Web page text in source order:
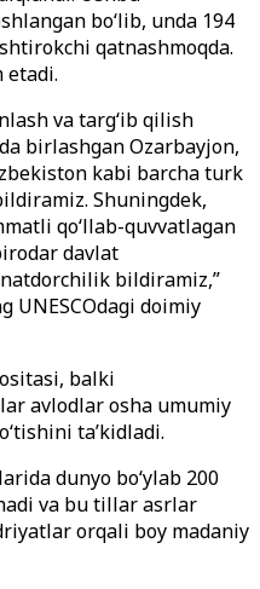
bo‘lib, unda 194
qatnashmoqda.
etadi.
va targ‘ib qilish
birlashgan Ozarbayjon,
kabi barcha turk
Shuningdek,
qo‘llab-quvvatlagan
davlat
bildiramiz,”
UNESCOdagi doimiy
balki
avlodlar osha umumiy
ta’kidladi.
dunyo bo‘ylab 200
va bu tillar asrlar
orqali boy madaniy